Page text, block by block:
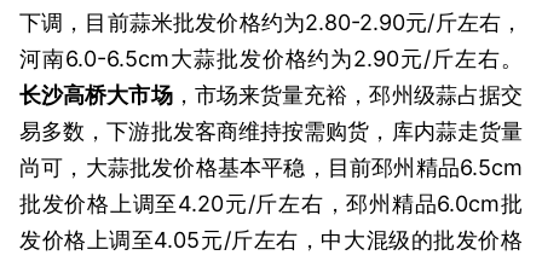
下调，目前蒜米批发价格约为2.80-2.90元/斤左右，
河南6.0-6.5cm大蒜批发价格约为2.90元/斤左右。
长沙高桥大市场，市场来货量充裕，邳州级蒜占据交
易多数，下游批发客商维持按需购货，库内蒜走货量
尚可，大蒜批发价格基本平稳，目前邳州精品6.5cm
批发价格上调至4.20元/斤左右，邳州精品6.0cm批
发价格上调至4.05元/斤左右，中大混级的批发价格